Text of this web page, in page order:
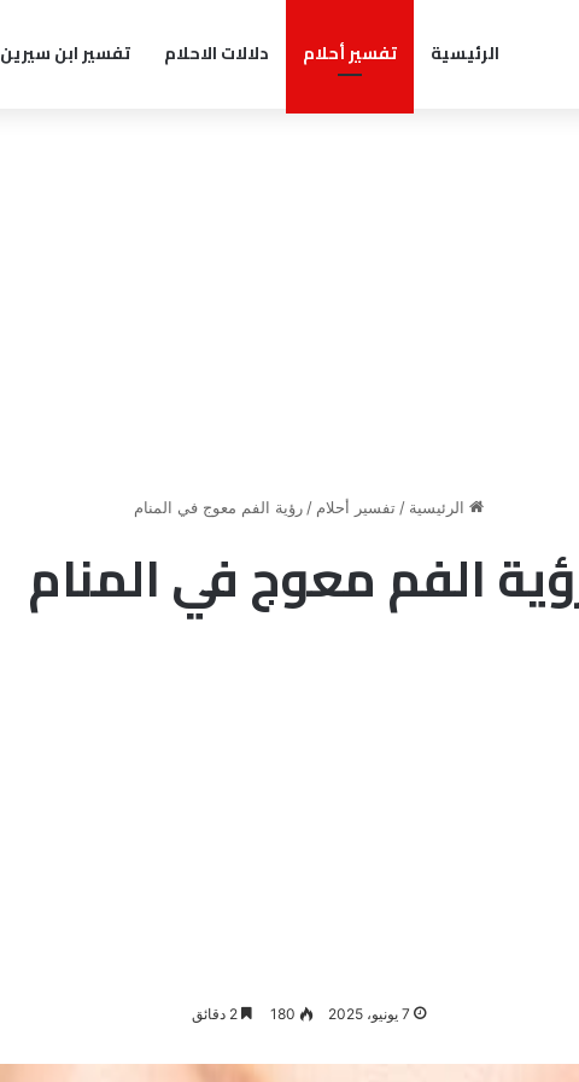
الرئيسية تفسير أحلام دلالات الاحلام تفسير ابن سيرين
الرئيسية / تفسير أحلام / رؤية الفم معوج في المنام
الفم معوج في المنام
7 يونيو، 2025 180